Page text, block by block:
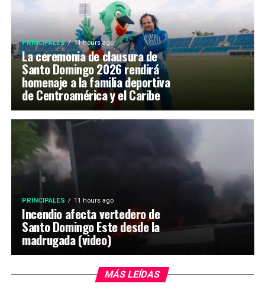
PRINCIPALES 11 hours ago
La ceremonia de clausura de
Santo Domingo 2026 rendirá
homenaje a la familia deportiva
de Centroamérica y el Caribe
PRINCIPALES 11 hours ago
Incendio afecta vertedero de
Santo Domingo Este desde la
madrugada (video)
MÁS LEÍDAS